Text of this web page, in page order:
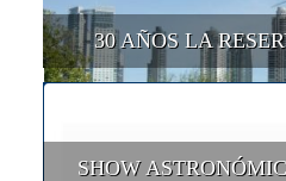
30 AÑOS LA
SHOW